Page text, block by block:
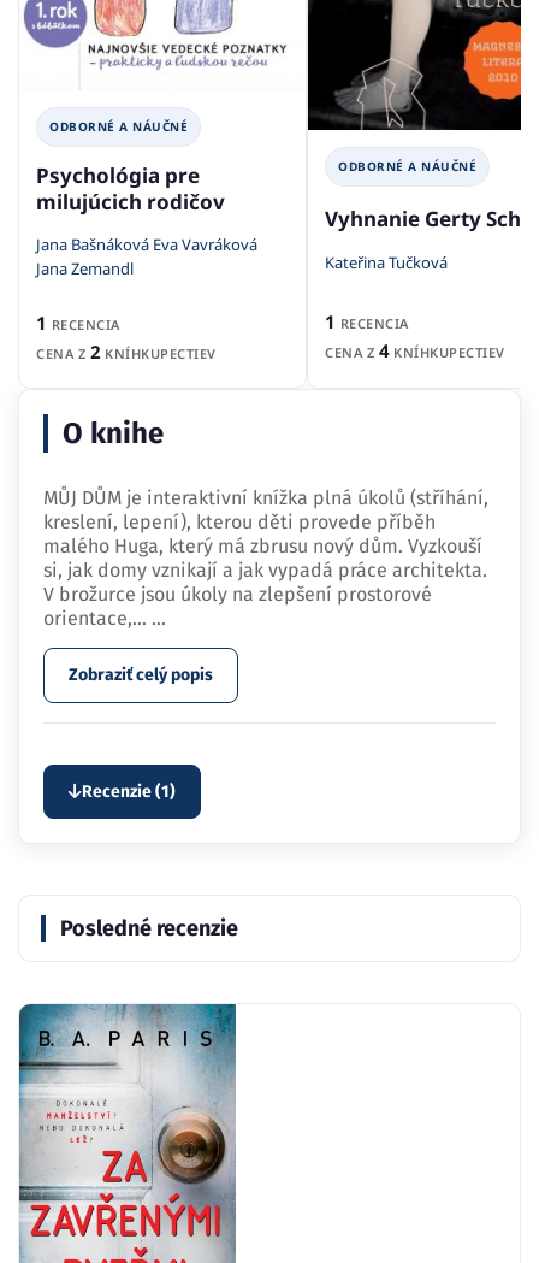
ODBORNÉ A NÁUČNÉ
Psychológia pre
milujúcich rodičov
Jana Bašnáková Eva Vavráková
Jana Zemandl
1 RECENCIA
CENA Z 2 KNÍHKUPECTIEV
ODBORNÉ A NÁUČNÉ
Vyhnanie Gerty
Kateřina Tučková
1 RECENCIA
CENA Z 4KNÍHKUPECTIEV
O knihe
MŮJ DŮM je interaktivní knížka plná úkolů (stříhání,
kreslení, lepení), kterou děti provede příběh
malého Huga, který má zbrusu nový dům. Vyzkouší
si, jak domy vznikají a jak vypadá práce architekta.
V brožurce jsou úkoly na zlepšení prostorové
orientace,… ...
Zobraziť celý popis
Recenzie (1)
Posledné recenzie